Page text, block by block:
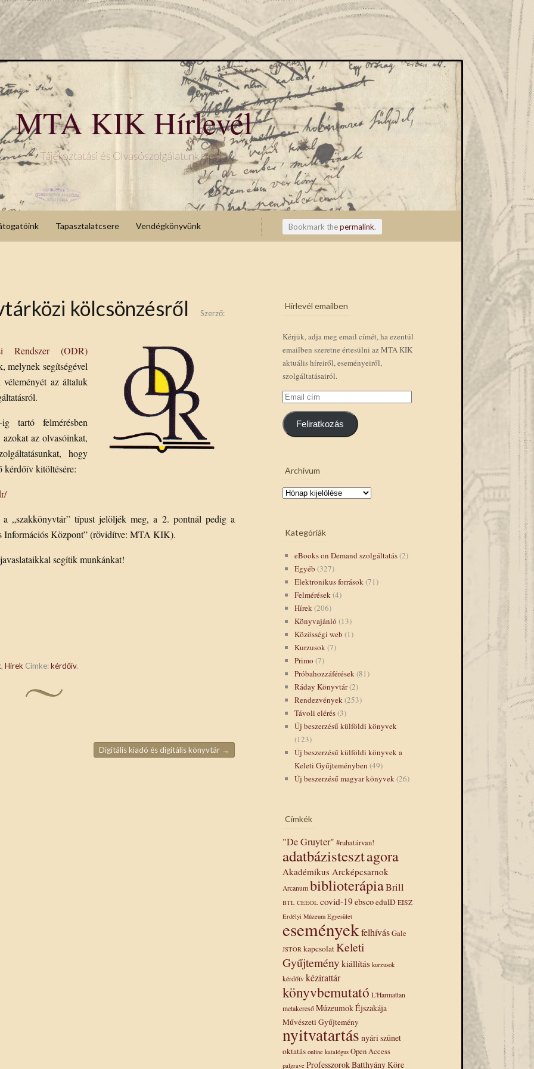
MTA KIK Hírlevél
Tájékoztatási és Olvasószolgálatunk blogja
Tapasztalatcsere Vendégkönyvünk Bookmark thepermalink.
kölcsönzésről
Szerző:
Rendszer (ODR)
melynek segítségével
az általuk
tartó felmérésben
az olvasóinkat,
hogy
kérdőív kitöltésére:
„szakkönyvtár” típust jelöljék meg, a 2. pontnál pedig a
Információs Központ” (rövidítve: MTA KIK).
segítik munkánkat!
, Hírek Címke:kérdőív.
Digitális kiadó és digitális könyvtár →
Hírlevél emailben
Kérjük, adja meg email címét, ha ezentúl
emailben szeretne értesülni az MTA KIK
aktuális híreiről, eseményeiről,
szolgáltatásairól.
Email
cím
Feliratkozás
Archívum
Kategóriák
eBooks on Demand szolgáltatás(2)
Egyéb (327)
Elektronikus források(71)
Felmérések(4)
Hírek(206)
Könyvajánló (13)
Közösségi web (1)
Kurzusok(7)
Primo (7)
Próbahozzáférések(81)
Ráday Könyvtár(2)
Rendezvények(253)
Távoli elérés(3)
Új beszerzésű külföldi könyvek
(123)
Új beszerzésű külföldi könyvek a
Keleti Gyűjteményben (49)
Új beszerzésű magyar könyvek(26)
Címkék
"De Gruyter" #ruhatárvan!
adatbázistesztagora
Akadémikus Arcképcsarnok
Arcanum biblioterápiaBrill
BTL CEEOL covid-19 ebscoeduID EISZ
Erdélyi Múzeum Egyesület
eseményekfelhívásGale
JSTOR kapcsolatKeleti
Gyűjtemény kiállítás kurzusok
kérdőív kézirattár
könyvbemutató L'Harmattan
metakereső Múzeumok Éjszakája
Művészeti Gyűjtemény
nyitvatartás nyári szünet
oktatás online katalógus Open Access
palgrave Professzorok Batthyány Köre